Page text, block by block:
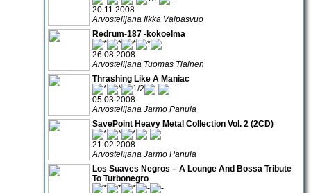
20.11.2008
Arvostelijana Ilkka Valpasvuo
Redrum-187 -kokoelma
26.08.2008
Arvostelijana Tuomas Tiainen
Thrashing Like A Maniac
05.03.2008
Arvostelijana Jarmo Panula
SavePoint Heavy Metal Collection Vol. 2 (2CD)
21.02.2008
Arvostelijana Jarmo Panula
Los Suaves Negros – A Lounge And Bossa Tribute
To Turbonegro